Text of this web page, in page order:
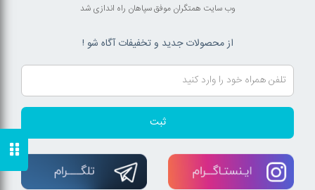
وب سایت همتگران موفق سپاهان راه اندازی شد
از محصولات جدید و تخفیفات آگاه شو !
ثبت